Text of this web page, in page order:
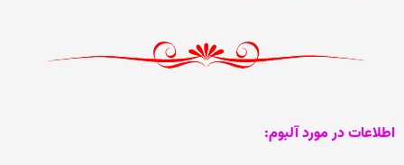
اطلاعات در مورد آلبوم: